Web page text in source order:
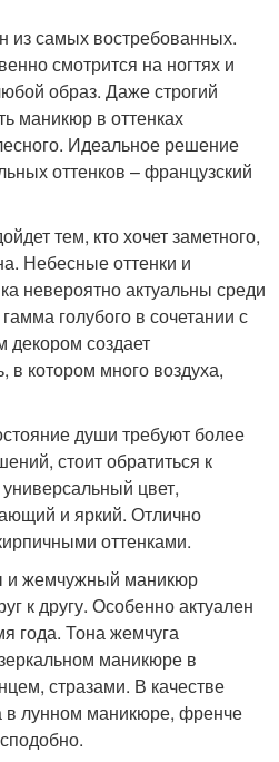
самых востребованных.
смотрится на ногтях и
образ. Даже строгий
маникюр в оттенках
Идеальное решение
оттенков – французский
тем, кто хочет заметного,
Небесные оттенки и
невероятно актуальны среди
голубого в сочетании с
создает
в котором много воздуха,
души требуют более
стоит обратиться к
цвет,
и яркий. Отлично
оттенками.
и жемчужный маникюр
к другу. Особенно актуален
года. Тона жемчуга
маникюре в
стразами. В качестве
в лунном маникюре, френче